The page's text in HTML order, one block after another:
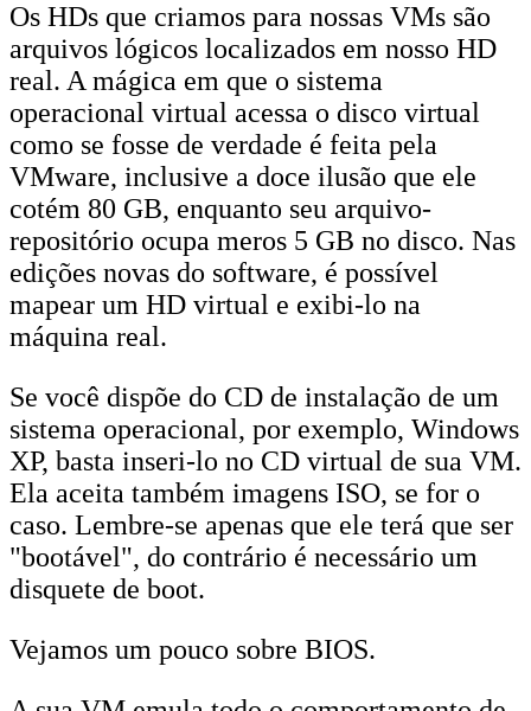
Os HDs que criamos para nossas VMs são
arquivos lógicos localizados em nosso HD
real. A mágica em que o sistema
operacional virtual acessa o disco virtual
como se fosse de verdade é feita pela
VMware, inclusive a doce ilusão que ele
cotém 80 GB, enquanto seu arquivo-
repositório ocupa meros 5 GB no disco. Nas
edições novas do software, é possível
mapear um HD virtual e exibi-lo na
máquina real.
Se você dispõe do CD de instalação de um
sistema operacional, por exemplo, Windows
XP, basta inseri-lo no CD virtual de sua VM.
Ela aceita também imagens ISO, se for o
caso. Lembre-se apenas que ele terá que ser
"bootável", do contrário é necessário um
disquete de boot.
Vejamos um pouco sobre BIOS.